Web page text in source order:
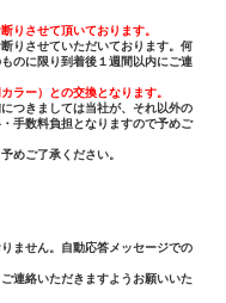
りさせて頂いております。
りさせていただいております。何
のに限り到着後１週間以内にご連
ラー）との交換となります。
つきましては当社が、それ以外の
手数料負担となりますので予めご
めご了承ください。
ません。自動応答メッセージでの
ご連絡いただきますようお願いいた